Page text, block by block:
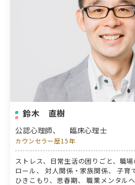
鈴木 直樹
公認心理師、 臨床心理士
カウンセラー歴15年
ストレス、日常生活の困りごと、職
ロール、 対人関係・家族関係、 子育
ひきこもり、思春期、 職業メンタル